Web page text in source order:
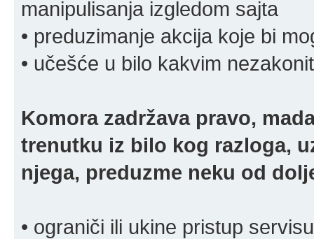
manipulisanja izgledom sajta
• preduzimanje akcija koje bi
• učešće u bilo kakvim
Komora zadržava pravo,
trenutku iz bilo kog razloga,
njega, preduzme neku od
• ograniči ili ukine pristup servisu